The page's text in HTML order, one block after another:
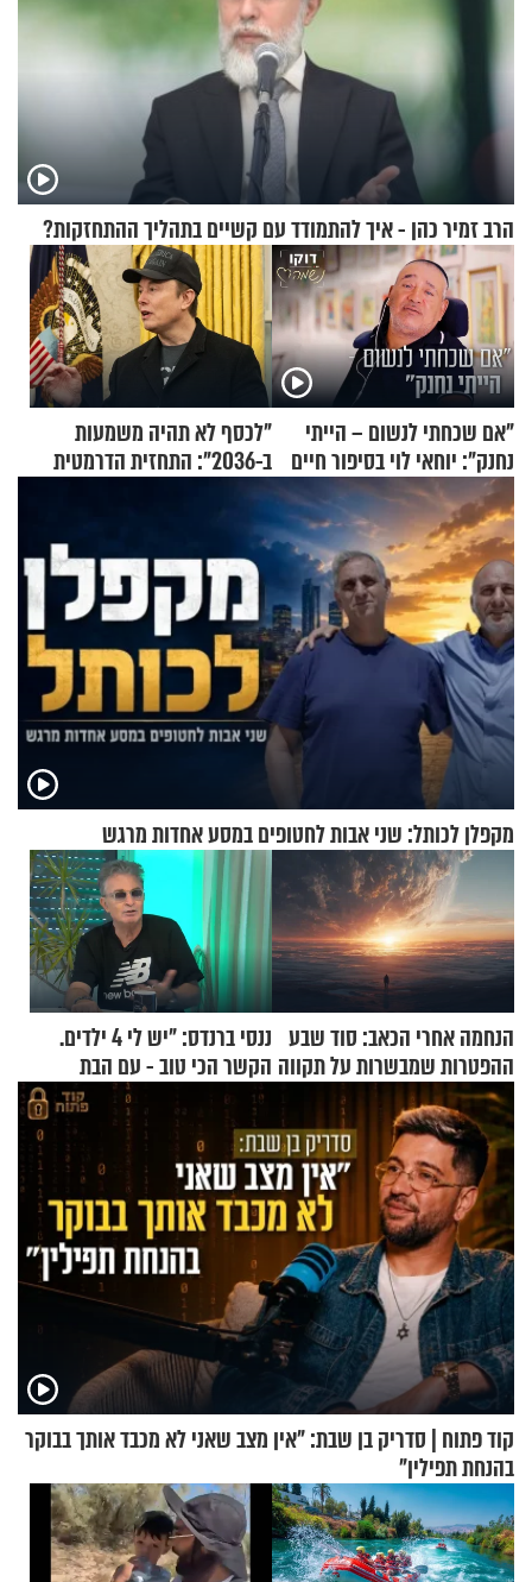
הרב זמיר כהן - איך להתמודד עם קשיים בתהליך ההתחזקות?
"אם שכחתי לנשום – הייתי
נחנק": יוחאי לוי בסיפור חיים
מעורר השראה
"לכסף לא תהיה משמעות
ב-2036": התחזית הדרמטית
של אילון מאסק על עתיד
הכלכלה
מקפלן לכותל: שני אבות לחטופים במסע אחדות מרגש
הנחמה אחרי הכאב: סוד שבע
ההפטרות שמבשרות על תקווה
וגאולה
ננסי ברנדס: "יש לי 4 ילדים.
הקשר הכי טוב - עם הבת
החרדית"
קוד פתוח | סדריק בן שבת: "אין מצב שאני לא מכבד אותך בבוקר
בהנחת תפילין"